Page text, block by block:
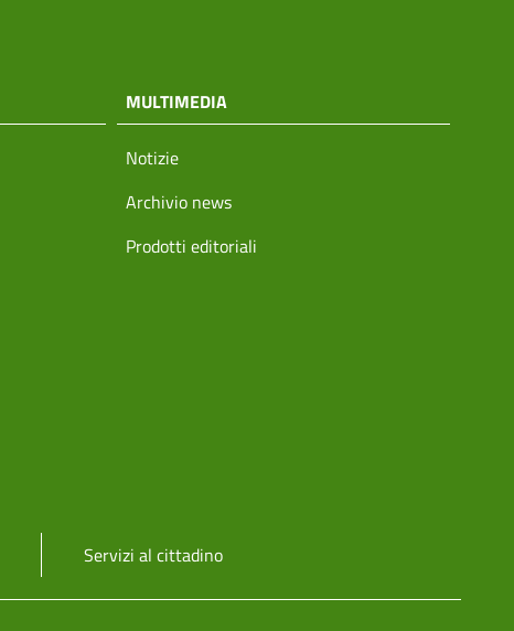
MULTIMEDIA
Notizie
Archivio news
Prodotti editoriali
Servizi al cittadino